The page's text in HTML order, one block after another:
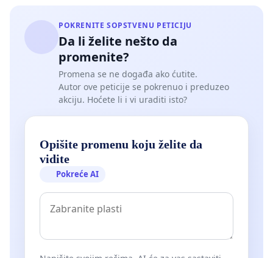
POKRENITE SOPSTVENU PETICIJU
Da li želite nešto da
promenite?
Promena se ne događa ako ćutite.
Autor ove peticije se pokrenuo i preduzeo
akciju. Hoćete li i vi uraditi isto?
Opišite promenu koju želite da
vidite
Pokreće AI